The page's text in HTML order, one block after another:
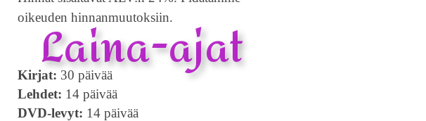
oikeuden hinnanmuutoksiin.
Laina-ajat
Kirjat: 30 päivää
Lehdet: 14 päivää
DVD-levyt: 14 päivää